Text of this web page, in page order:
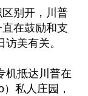
别开，川普
在鼓励和支
美有关。
机抵达川普在
私人庄园，